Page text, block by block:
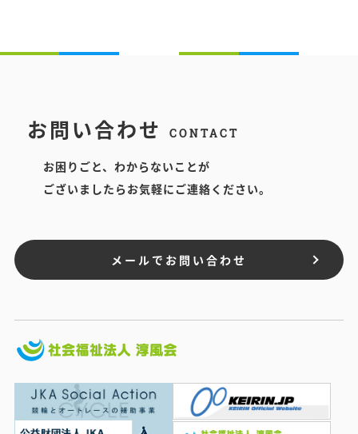
お問い合わせ CONTACT
お困りごと、わからないことが
ございましたらお気軽にご連絡ください。
メールでお問い合わせ